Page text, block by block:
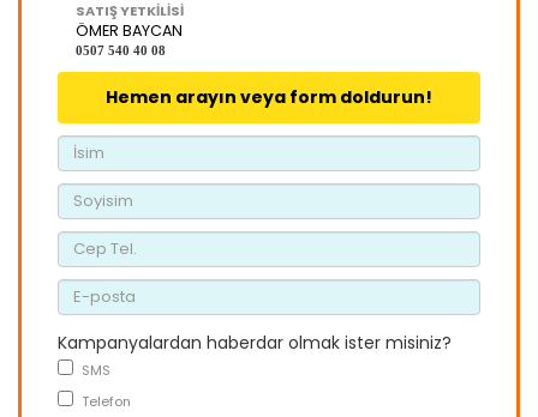
SATIŞ YETKİLİSİ
ÖMER BAYCAN
0507 540 40 08
Hemen arayın veya form doldurun!
Kampanyalardan haberdar olmak ister misiniz?
SMS
Telefon